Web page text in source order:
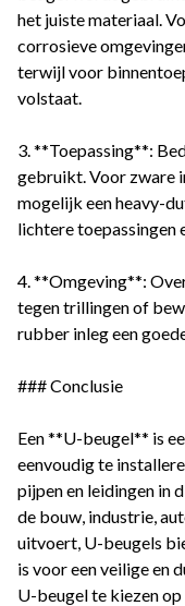
het juiste materiaal.
corrosieve
terwijl voor
volstaat.
3. **Toepassing**:
gebruikt. Voor zware
mogelijk een heavy-
lichtere toepassingen
4. **Omgeving**:
tegen trillingen of
rubber inleg een
### Conclusie
Een **U-beugel** is
eenvoudig te
pijpen en leidingen in
de bouw, industrie,
uitvoert, U-beugels
is voor een veilige en
U-beugel te kiezen op